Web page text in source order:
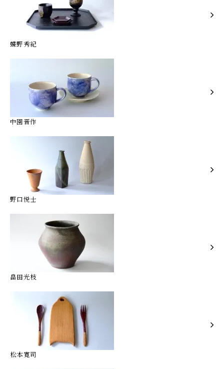
蝶野秀紀
中園晋作
野口悦士
畠田光枝
松本寛司